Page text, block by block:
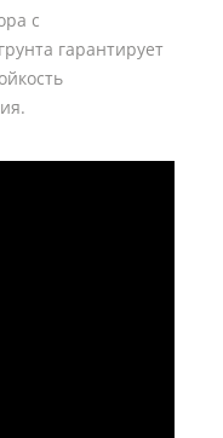
с
гарантирует